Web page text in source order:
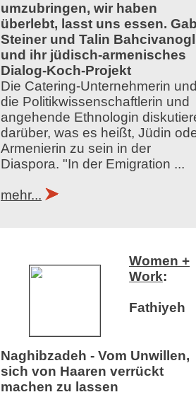
umzubringen, wir haben
überlebt, lasst uns essen.
Steiner und Talin
und ihr jüdisch-armenisches
Dialog-Koch-Projekt
Die Catering-Unternehmerin
die Politikwissenschaftlerin und
angehende Ethnologin
darüber, was es heißt, Jüdin
Armenierin zu sein in der
Diaspora. "In der Emigration ...
mehr...
Women +
Work:
Fathiyeh
Naghibzadeh - Vom Unwillen,
sich von Haaren verrückt
machen zu lassen